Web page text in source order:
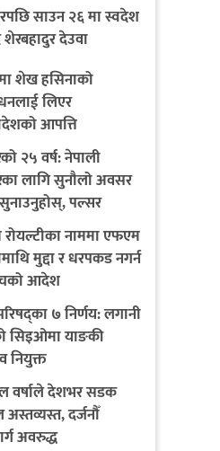
साउन २६ मा स्वदेश
देउवा
शेख हसिनाको
लिएर
आपत्ति
२५ वर्ष: नेपाली
लागि सुनौलो अवसर
पल्सर
रोयल्टीका नाममा एफएम
मुद्दा र धरपकड नगर्न
आदेश
७ निर्णय: लगानी
सिइओमा याङकी
नियुक्त
वर्षाले देशभर सडक
अस्तव्यस्त, दर्जनौँ
अवरुद्ध